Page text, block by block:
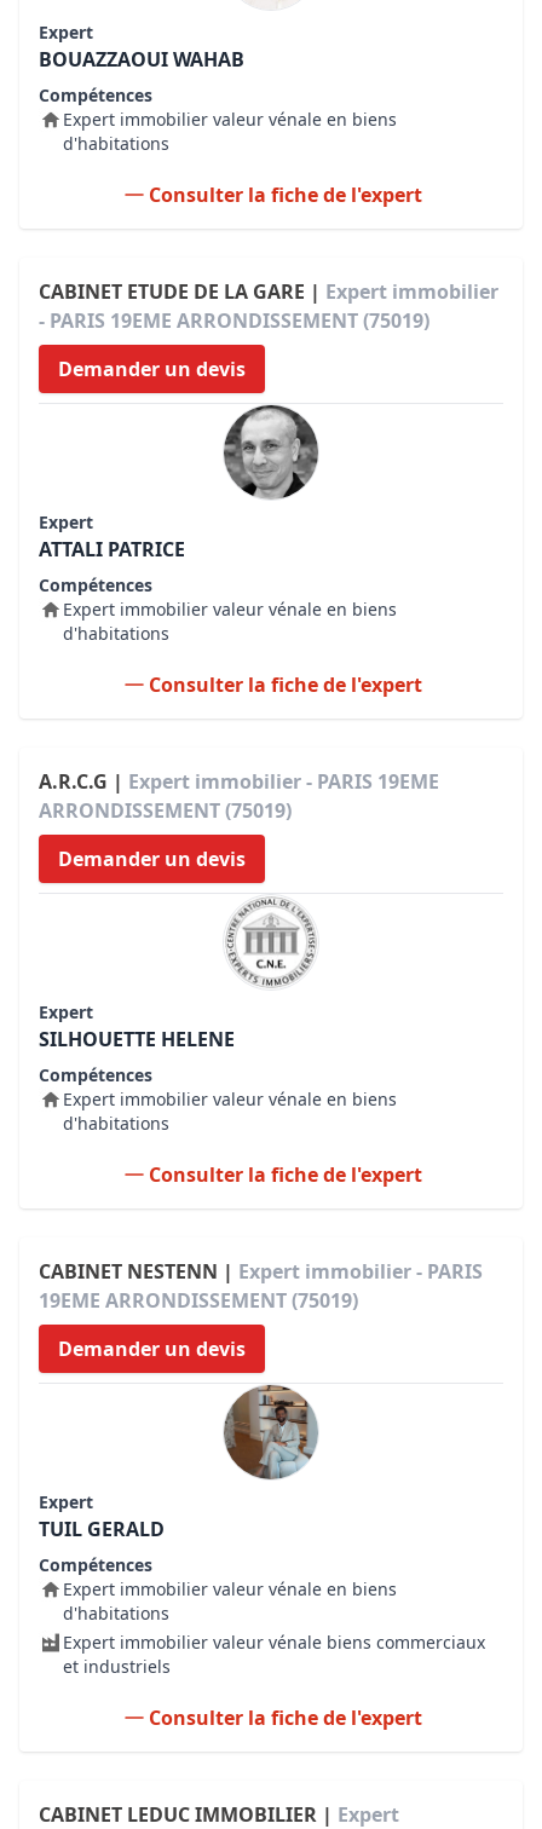
Expert
BOUAZZAOUI WAHAB
Compétences
Expert immobilier valeur vénale en biens
d'habitations
Consulter la fiche de l'expert
CABINET ETUDE DE LA GARE | Expert immobilier
- PARIS 19EME ARRONDISSEMENT (75019)
Demander un devis
Expert
ATTALI PATRICE
Compétences
Expert immobilier valeur vénale en biens
d'habitations
Consulter la fiche de l'expert
A.R.C.G | Expert immobilier - PARIS 19EME
ARRONDISSEMENT (75019)
Demander un devis
Expert
SILHOUETTE HELENE
Compétences
Expert immobilier valeur vénale en biens
d'habitations
Consulter la fiche de l'expert
CABINET NESTENN | Expert immobilier - PARIS
19EME ARRONDISSEMENT (75019)
Demander un devis
Expert
TUIL GERALD
Compétences
Expert immobilier valeur vénale en biens
d'habitations
Expert immobilier valeur vénale biens commerciaux
et industriels
Consulter la fiche de l'expert
CABINET LEDUC IMMOBILIER | Expert